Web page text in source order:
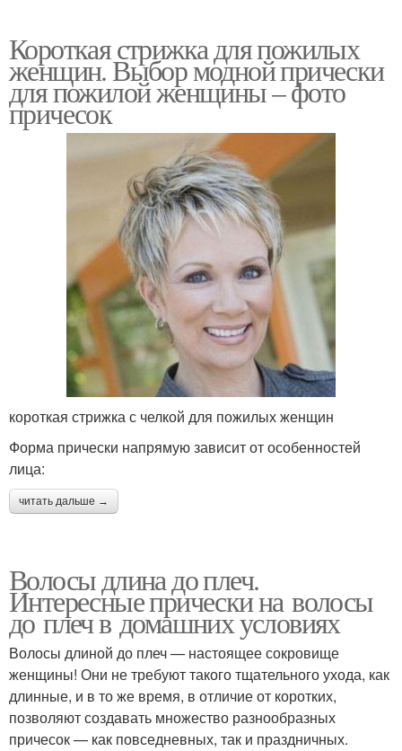
Короткая стрижка для пожилых
женщин. Выбор модной прически
для пожилой женщины – фото
причесок
короткая стрижка с челкой для пожилых женщин
Форма прически напрямую зависит от особенностей
лица:
читать дальше →
Волосы длина до плеч.
Интересные прически на волосы
до плеч в домашних условиях
Волосы длиной до плеч — настоящее сокровище
женщины! Они не требуют такого тщательного ухода, как
длинные, и в то же время, в отличие от коротких,
позволяют создавать множество разнообразных
причесок — как повседневных, так и праздничных.